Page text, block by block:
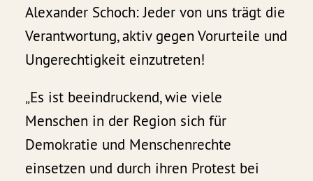
Alexander Schoch: Jeder von uns trägt die
Verantwortung, aktiv gegen Vorurteile und
Ungerechtigkeit einzutreten!
„Es ist beeindruckend, wie viele
Menschen in der Region sich für
Demokratie und Menschenrechte
einsetzen und durch ihren Protest bei